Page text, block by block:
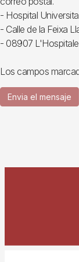
- Hospital
- Calle de la Feixa
- 08907
Los campos
Envia el mensaje